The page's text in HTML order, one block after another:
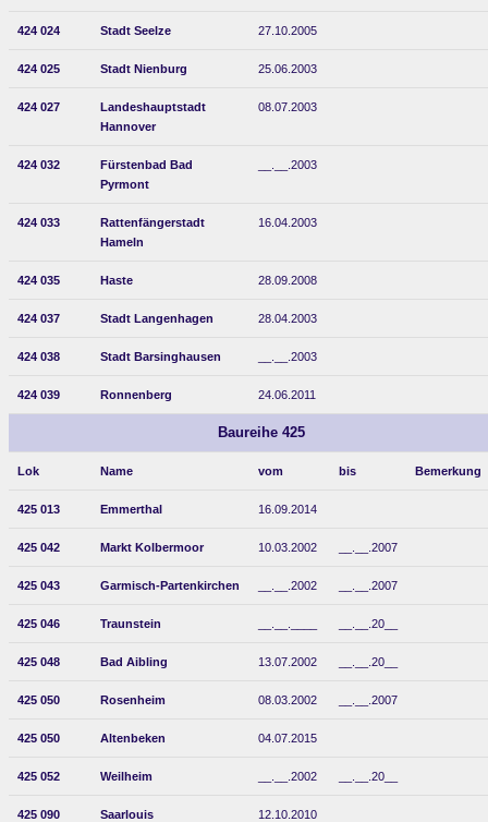
424 024 Stadt Seelze 27.10.2005
424 025 Stadt Nienburg 25.06.2003
424 027
Landeshauptstadt
Hannover
08.07.2003
424 032
Fürstenbad Bad
Pyrmont
__.__.2003
424 033
Rattenfängerstadt
Hameln
16.04.2003
424 035 Haste 28.09.2008
424 037 Stadt Langenhagen 28.04.2003
424 038 Stadt Barsinghausen __.__.2003
424 039 Ronnenberg 24.06.2011
Baureihe 425
Lok Name vom bis Bemerkung
425 013 Emmerthal 16.09.2014
425 042 Markt Kolbermoor 10.03.2002 __.__.2007
425 043 Garmisch-Partenkirchen __.__.2002 __.__.2007
425 046 Traunstein __.__.20__
425 048 Bad Aibling 13.07.2002 __.__.20__
425 050 Rosenheim 08.03.2002 __.__.2007
425 050 Altenbeken 04.07.2015
425 052 Weilheim __.__.2002 __.__.20__
425 090 Saarlouis 12.10.2010